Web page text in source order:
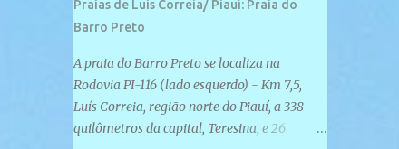
Praias de Luis Correia/ Piauí: Praia do
Barro Preto
A praia do Barro Preto se localiza na
Rodovia PI-116 (lado esquerdo) - Km 7,5,
Luís Correia, região norte do Piauí, a 338
quilômetros da capital, Teresina, e 26